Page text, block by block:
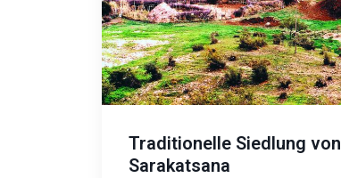
Traditionelle Siedlung von
Sarakatsana